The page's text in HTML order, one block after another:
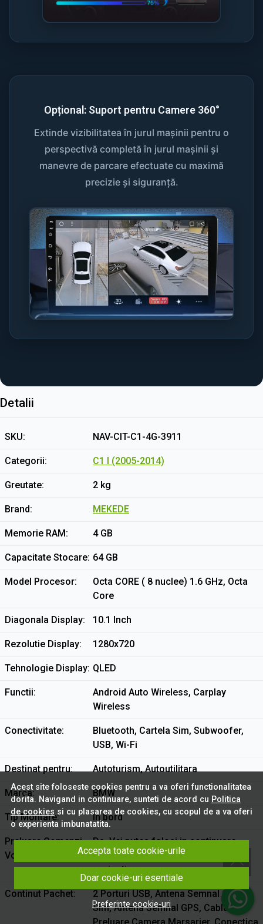
Opțional: Suport pentru Camere 360°
Extinde vizibilitatea în jurul mașinii pentru o
perspectivă completă în jurul mașinii și
manevre de parcare efectuate cu maximă
precizie și siguranță.
Detalii
SKU NAV-CIT-C1-4G-3911
Categorii C1 I (2005-2014)
Greutate 2 kg
Brand MEKEDE
Memorie RAM 4 GB
Capacitate Stocare 64 GB
Model Procesor
Octa CORE ( 8 nuclee) 1.6 GHz, Octa
Core
Diagonala Display 10.1 Inch
Rezolutie Display 1280x720
Tehnologie Display QLED
Functii
Android Auto Wireless, Carplay
Wireless
Conectivitate
Bluetooth, Cartela Sim, Subwoofer,
USB, Wi-Fi
Destinat pentru Autoturism, Autoutilitara
Marca BMW
Tip Montare In bord
Preluare Comenzi
Volan
Da. Vei putea folosi in continuare
comenzile de pe volan cu noua
navigatie
Continut Pachet
2 Porturi USB, Antena Semnal Cartela
Sim, Antena Semnal GPS, Cablu
Preluare Camera Marsarier, Conectica
Acest site foloseste cookies pentru a va oferi functionalitatea
dorita. Navigand in continuare, sunteti de acord cu Politica
de cookies si cu plasarea de cookies, cu scopul de a va oferi
o experienta imbunatatita.
Accepta toate cookie-urile
Doar cookie-uri esentiale
Preferinte cookie-uri